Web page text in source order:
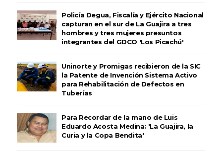
Policía Degua, Fiscalía y Ejército Nacional
capturan en el sur de La Guajira a tres
hombres y tres mujeres presuntos
integrantes del GDCO 'Los Picachú'
Uninorte y Promigas recibieron de la SIC
la Patente de Invención Sistema Activo
para Rehabilitación de Defectos en
Tuberías
Para Recordar de la mano de Luis
Eduardo Acosta Medina: 'La Guajira, la
Curia y la Copa Bendita'